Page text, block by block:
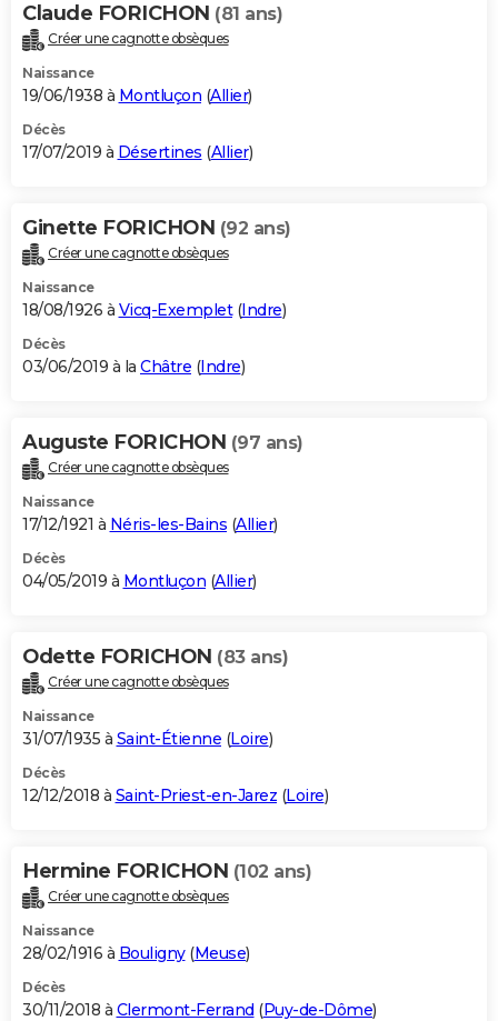
Claude FORICHON (81 ans)
Créer une cagnotte obsèques
Naissance
19/06/1938 à Montluçon (Allier)
Décès
17/07/2019 à Désertines (Allier)
Ginette FORICHON (92 ans)
Créer une cagnotte obsèques
Naissance
18/08/1926 à Vicq-Exemplet(Indre)
Décès
03/06/2019 à la Châtre (Indre)
Auguste FORICHON (97 ans)
Créer une cagnotte obsèques
Naissance
17/12/1921 à Néris-les-Bains (Allier)
Décès
04/05/2019 à Montluçon (Allier)
Odette FORICHON (83 ans)
Créer une cagnotte obsèques
Naissance
31/07/1935 à Saint-Étienne (Loire)
Décès
12/12/2018 à Saint-Priest-en-Jarez (Loire)
Hermine FORICHON (102 ans)
Créer une cagnotte obsèques
Naissance
28/02/1916 à Bouligny(Meuse)
Décès
30/11/2018 à Clermont-Ferrand (Puy-de-Dôme)